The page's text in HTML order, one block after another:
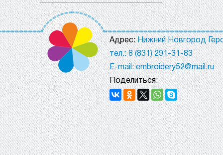
Адрес:Нижний Новгород
тел.: 8 (831) 291-31-83
E-mail: embroidery52@mail.ru
Поделиться: